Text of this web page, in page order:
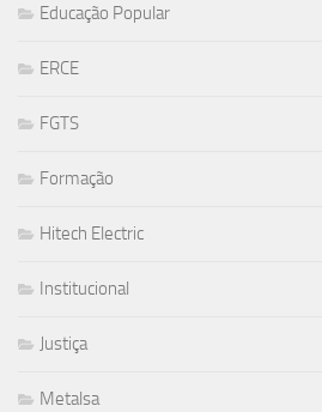
Educação Popular
ERCE
FGTS
Formação
Hitech Electric
Institucional
Justiça
Metalsa